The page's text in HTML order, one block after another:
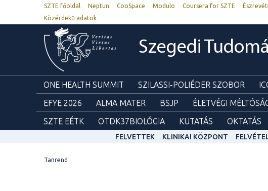
SZTE főoldal Neptun CooSpace Modulo Coursera for SZTE
Közérdekű adatok
Szegedi
ONE HEALTH SUMMIT SZILASSI-POLIÉDER SZOBOR
EFYE 2026
ALMA MATER BSJP ÉLETVÉGI
SZTE EÉTK
OTDK37BIOLÓGIA KUTATÁS OKTATÁS
FELVETTEK KLINIKAI KÖZPONT
Tanrend